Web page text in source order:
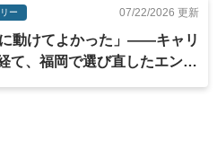
ー 07/22/2026 更新
に動けてよかった」——キャリ
て、福岡で選び直したエンジ